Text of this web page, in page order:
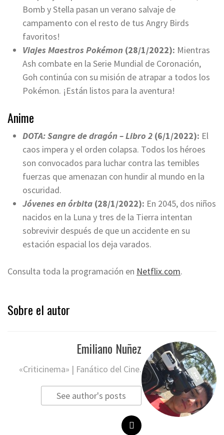
Bomb y Stella pasan un verano salvaje de
campamento con el resto de tus Angry Birds
favoritos!
Viajes Maestros Pokémon (28/1/2022): Mientras
Ash combate en la Serie Mundial de Coronación,
Goh continúa con su misión de atrapar a todos los
Pokémon. ¡Están listos para la aventura!
Anime
DOTA: Sangre de dragón – Libro 2 (6/1/2022): El
caos impera y el orden colapsa. Todos los héroes
son convocados para luchar contra las temibles
fuerzas que amenazan con hundir al mundo en la
oscuridad.
Jóvenes en órbita (28/1/2022): En 2045, dos niños
nacidos en la Luna y tres de la Tierra intentan
sobrevivir después de que un accidente en su
estación espacial los deja varados.
Consulta toda la programación en Netflix.com.
Sobre el autor
Emiliano Nuñez
«Criticinema» | Fanático del Cine.
See author's posts